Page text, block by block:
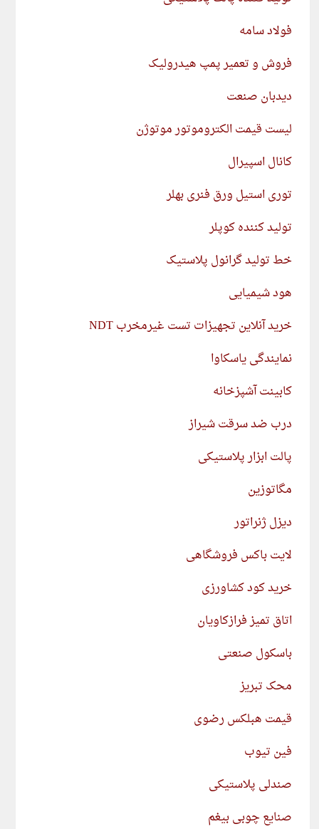
فولاد سامه
فروش و تعمیر پمپ هیدرولیک
دیدبان صنعت
لیست قیمت الکتروموتور موتوژن
کانال اسپیرال
توری استیل ورق فنری بهلر
تولید کننده کوپلر
خط تولید گرانول پلاستیک
هود شیمیایی
خرید آنلاین تجهیزات تست غیرمخرب NDT
نمایندگی یاسکاوا
کابینت آشپزخانه
درب ضد سرقت شیراز
پالت ابزار پلاستیکی
مگاتوزین
دیزل ژنراتور
لایت باکس فروشگاهی
خرید کود کشاورزی
اتاق تمیز فرازکاویان
باسکول صنعتی
محک تبریز
قیمت هبلکس رضوی
فین تیوب
صندلی پلاستیکی
صنایع چوبی بیغم